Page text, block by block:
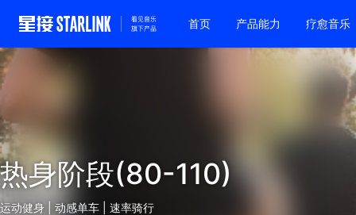
首页 产品能力 疗愈音乐
热身阶段(80-110)
运动健身 | 动感单车 | 速率骑行